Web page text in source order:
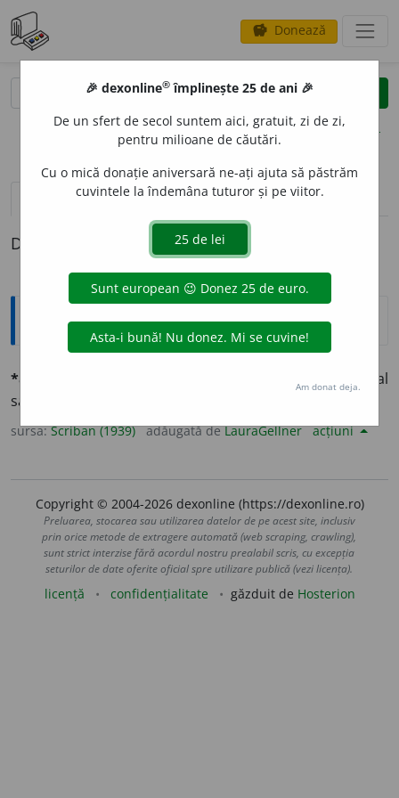
savings Donează
clear
opțiuni
definiții (1)
Definiția cu ID-ul 562622:
Explicative DEX
*alóe
Numele științific al
saburuluĭ. – Articulat ar fi
sursa:Scriban (1939) adăugată deLauraGellner acțiuni
Copyright © 2004-2026 dexonline (https://dexonline.ro)
Preluarea, stocarea sau utilizarea datelor de pe acest site, inclusiv
prin orice metode de extragere automată (web scraping, crawling),
sunt strict interzise fără acordul nostru prealabil scris, cu excepția
seturilor de date oferite oficial spre utilizare publică (vezi licența).
licență confidențialitate găzduit de Hosterion
🎉 dexonline® împlinește 25 de ani 🎉
De un sfert de secol suntem aici, gratuit, zi de zi,
pentru milioane de căutări.
Cu o mică donație aniversară ne-ați ajuta să păstrăm
cuvintele la îndemâna tuturor și pe viitor.
Am donat deja.